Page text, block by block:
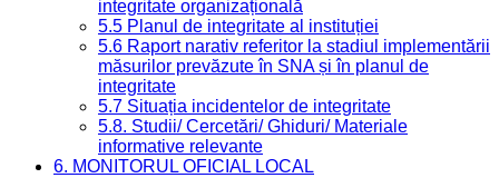
integritate organizațională
5.5 Planul de integritate al instituției
5.6 Raport narativ referitor la stadiul implementării
măsurilor prevăzute în SNA și în planul de
integritate
5.7 Situația incidentelor de integritate
5.8. Studii/ Cercetări/ Ghiduri/ Materiale
informative relevante
6. MONITORUL OFICIAL LOCAL